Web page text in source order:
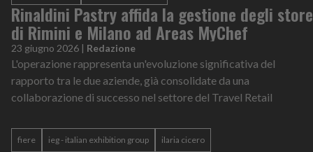
Rinaldini Pastry affida la gestione degli store
di Rimini e Milano ad Areas MyChef
23 giugno 2026 | Redazione
L'operazione rappresenta un'evoluzione significativa del
rapporto tra le due aziende, già consolidate da una
collaborazione di successo nel settore del Travel Retail
fiere ieg - italian exhibition group ilaria cicero